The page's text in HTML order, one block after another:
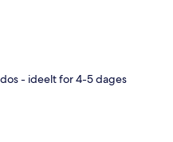
- ideelt for 4-5 dages